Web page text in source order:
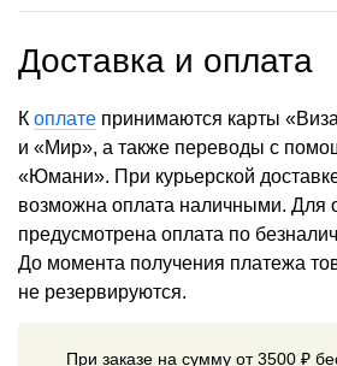
Доставка и оплата
К оплате принимаются карты
и «Мир», а также переводы с
«Юмани». При курьерской
возможна оплата наличными. Для
предусмотрена оплата по
До момента получения платежа
не резервируются.
При заказе на сумму от 3500 ₽